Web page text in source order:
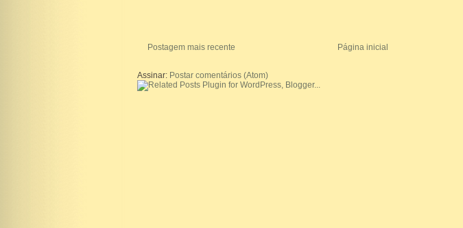
Postagem mais recente Página inicial
Assinar: Postar comentários (Atom)